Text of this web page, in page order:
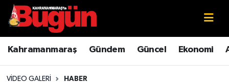
Kahramanmaraş Gündem Güncel Ekonomi
VIDEO GALERI HABER
Kahramanmaraş
Kahramanmaraş Sokak Röportajları
Kahramanmaraş Nöbetçi Eczaneler
Kahramanmaraş Hava Durumu